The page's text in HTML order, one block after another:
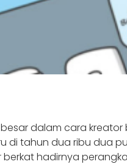
dalam cara
di tahun dua ribu dua
hadirnya